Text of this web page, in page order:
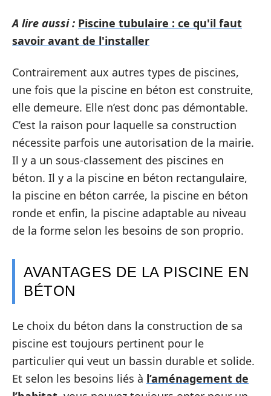
A lire aussi : Piscine tubulaire : ce qu'il faut
savoir avant de l'installer
Contrairement aux autres types de piscines,
une fois que la piscine en béton est construite,
elle demeure. Elle n’est donc pas démontable.
C’est la raison pour laquelle sa construction
nécessite parfois une autorisation de la mairie.
Il y a un sous-classement des piscines en
béton. Il y a la piscine en béton rectangulaire,
la piscine en béton carrée, la piscine en béton
ronde et enfin, la piscine adaptable au niveau
de la forme selon les besoins de son proprio.
AVANTAGES DE LA PISCINE EN
BÉTON
Le choix du béton dans la construction de sa
piscine est toujours pertinent pour le
particulier qui veut un bassin durable et solide.
Et selon les besoins liés à l’aménagement de